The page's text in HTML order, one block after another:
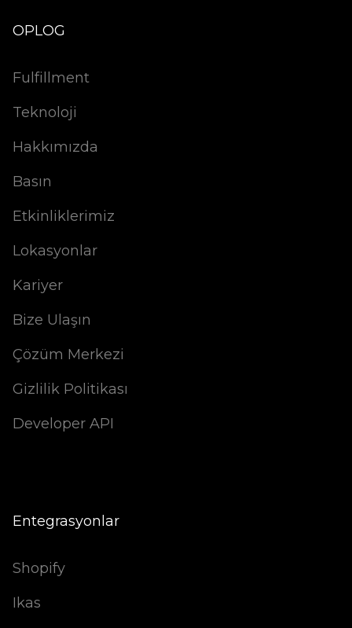
OPLOG
Fulfillment
Teknoloji
Hakkımızda
Basın
Etkinliklerimiz
Lokasyonlar
Kariyer
Bize Ulaşın
Çözüm Merkezi
Gizlilik Politikası
Developer API
Entegrasyonlar
Shopify
Ikas